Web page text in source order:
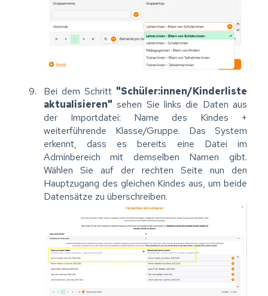
Bei dem Schritt "Schüler:innen/Kinderliste
aktualisieren" sehen Sie links die Daten aus
der Importdatei: Name des Kindes +
weiterführende Klasse/Gruppe. Das System
erkennt, dass es bereits eine Datei im
Adminbereich mit demselben Namen gibt.
Wählen Sie auf der rechten Seite nun den
Hauptzugang des gleichen Kindes aus, um beide
Datensätze zu überschreiben.